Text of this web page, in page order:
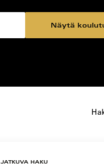
Näytä
JATKUVA HAKU